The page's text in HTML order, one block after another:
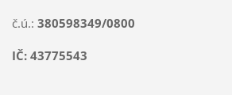
č.ú.: 380598349/0800
IČ: 43775543